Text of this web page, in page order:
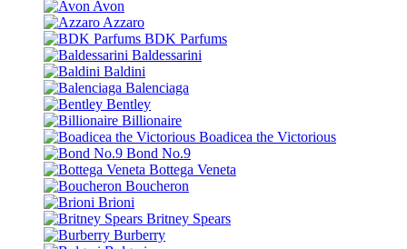
Avon
Azzaro
BDK Parfums
Baldessarini
Baldini
Balenciaga
Bentley
Billionaire
Boadicea the Victorious
Bond No.9
Bottega Veneta
Boucheron
Brioni
Britney Spears
Burberry